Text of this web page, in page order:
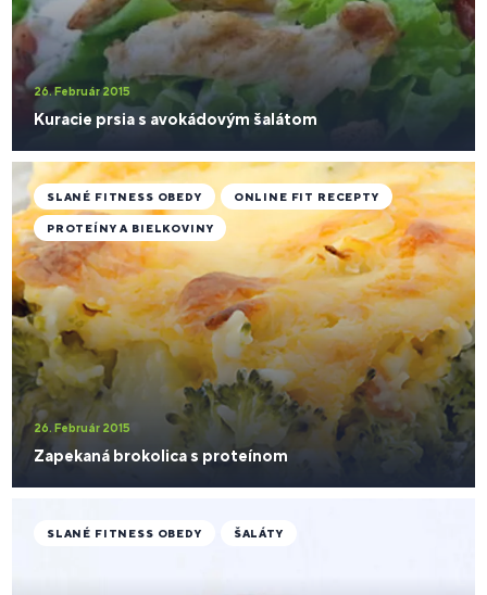
26. Február 2015
Kuracie prsia s avokádovým šalátom
26. Február 2015
Zapekaná brokolica s proteínom
SLANÉ FITNESS OBEDY ONLINE FIT RECEPTY
PROTEÍNY A BIELKOVINY
SLANÉ FITNESS OBEDY ŠALÁTY